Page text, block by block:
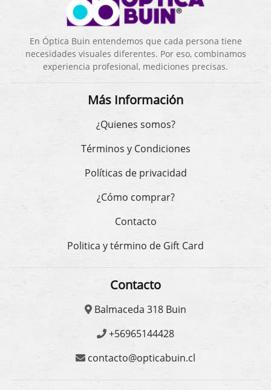
En Óptica Buin entendemos que cada persona tiene
necesidades visuales diferentes. Por eso, combinamos
experiencia profesional, mediciones precisas.
Más Información
¿Quienes somos?
Términos y Condiciones
Políticas de privacidad
¿Cómo comprar?
Contacto
Politica y término de Gift Card
Contacto
Balmaceda 318 Buin
+56965144428
contacto@opticabuin.cl